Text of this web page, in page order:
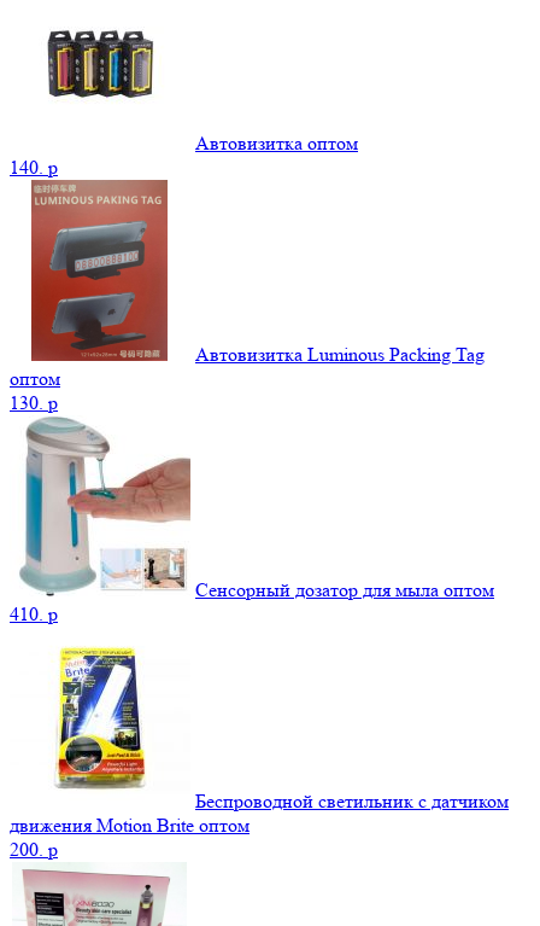
Автовизитка оптом
140. p
Автовизитка Luminous Packing Tag
оптом
130. p
Сенсорный дозатор для мыла оптом
410. p
Беспроводной светильник с датчиком
движения Motion Brite оптом
200. p